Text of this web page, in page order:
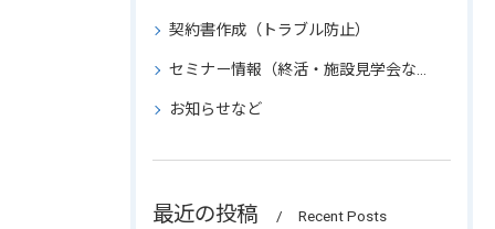
契約書作成（トラブル防止）
セミナー情報（終活・施設見学会など）
お知らせなど
最近の投稿 Recent Posts